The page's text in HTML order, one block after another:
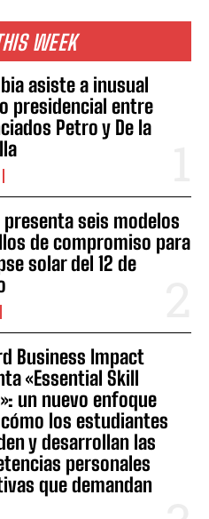
WEEK
asiste a inusual
presidencial entre
Petro y De la
seis modelos
de compromiso para
solar del 12 de
Business Impact
«Essential Skill
un nuevo enfoque
los estudiantes
y desarrollan las
personales
que demandan